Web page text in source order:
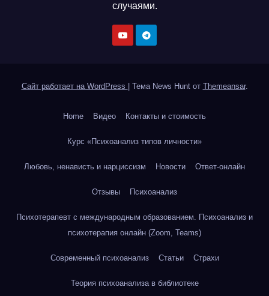
случаями.
Сайт работает на WordPress Тема News Hunt от Themeansar.
Home Видео Контакты и стоимость
Курс «Психоанализ типов личности»
Любовь, ненависть и нарциссизм Новости Ответ-онлайн
Отзывы Психоанализ
Психотерапевт с международным образованием. Психоанализ и
психотерапия онлайн (Zoom, Teams)
Современный психоанализ Статьи Страхи
Теория психоанализа в библиотеке